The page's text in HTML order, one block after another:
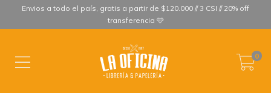
Envios a todo el país, gratis a partir de $120.000 // 3 CSI // 20% off
transferencia 🩵
0